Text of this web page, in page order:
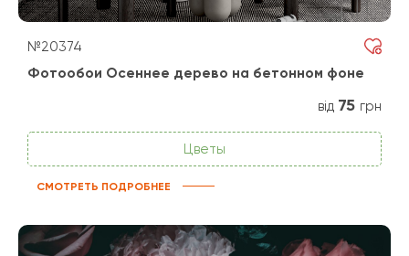
№20374
Фотообои Осеннее дерево на бетонном фоне
від 75 грн
Цветы
СМОТРЕТЬ ПОДРОБНЕЕ